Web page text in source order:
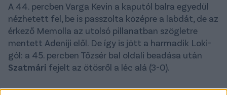
A 44. percben Varga Kevin a kaputól balra egyedül
nézhetett fel, be is passzolta középre a labdát, de az
érkező Memolla az utolsó pillanatban szögletre
mentett Adeniji elől. De így is jött a harmadik Loki-
gól: a 45. percben Tőzsér bal oldali beadása után
Szatmári fejelt az ötösről a léc alá (3-0).